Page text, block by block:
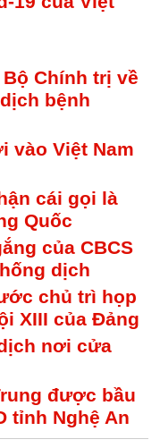
Chính trị về
bệnh
vào Việt Nam
cái gọi là
Quốc
của CBCS
dịch
chủ trì họp
XIII của Đảng
nơi cửa
được bầu
tỉnh Nghệ An